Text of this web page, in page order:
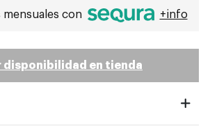
mensuales con +info
disponibilidad en tienda